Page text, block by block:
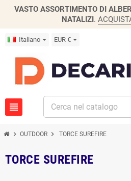
VASTO ASSORTIMENTO DI
NATALIZI.
Italiano EUR €
view_headline
chevron_right OUTDOOR chevron_right TORCE SUREFIRE
TORCE SUREFIRE